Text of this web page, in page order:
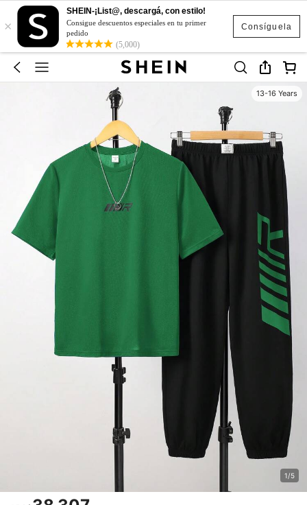
Consíguela
×
SHEIN-¡List@, descargá, con estilo!
Consigue descuentos especiales en tu primer
pedido
(5,000)
13-16 Years
1/5